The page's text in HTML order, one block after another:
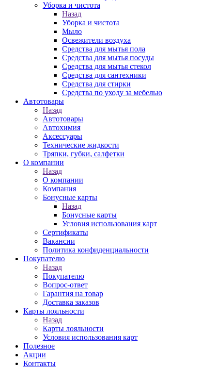
Уборка и чистота
Назад
Уборка и чистота
Мыло
Освежители воздуха
Средства для мытья пола
Средства для мытья посуды
Средства для мытья стекол
Средства для сантехники
Средства для стирки
Средства по уходу за мебелью
Автотовары
Назад
Автотовары
Автохимия
Аксессуары
Технические жидкости
Тряпки, губки, салфетки
О компании
Назад
О компании
Компания
Бонусные карты
Назад
Бонусные карты
Условия использования карт
Сертификаты
Вакансии
Политика конфиденциальности
Покупателю
Назад
Покупателю
Вопрос-ответ
Гарантия на товар
Доставка заказов
Карты лояльности
Назад
Карты лояльности
Условия использования карт
Полезное
Акции
Контакты